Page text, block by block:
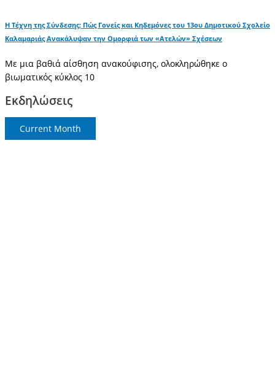
Η Τέχνη της Σύνδεσης: Πώς Γονείς και Κηδεμόνες του 13ου Δημοτικού Σχολείο
Καλαμαριάς Ανακάλυψαν την Ομορφιά των «Ατελών» Σχέσεων
Με μια βαθιά αίσθηση ανακούφισης, ολοκληρώθηκε ο
βιωματικός κύκλος 10
Εκδηλώσεις
Current Month